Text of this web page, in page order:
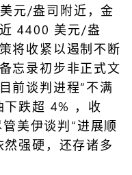
元/盎司附近，金
4400 美元/盎
将收紧以遏制不断
忘录初步非正式文
前谈判进程“不满
下跌超 4% ，收
美伊谈判“进展顺
强硬，还存诸多